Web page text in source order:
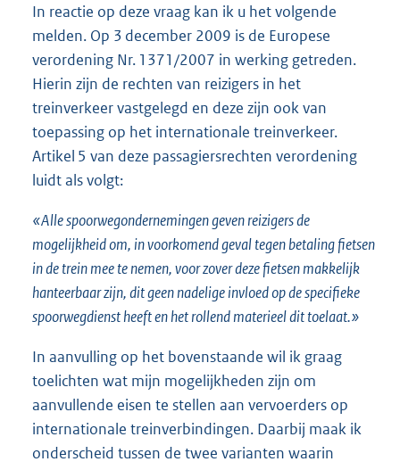
In reactie op deze vraag kan ik u het volgende
melden. Op 3 december 2009 is de Europese
verordening Nr. 1371/2007 in werking getreden.
Hierin zijn de rechten van reizigers in het
treinverkeer vastgelegd en deze zijn ook van
toepassing op het internationale treinverkeer.
Artikel 5 van deze passagiersrechten verordening
luidt als volgt:
«Alle spoorwegondernemingen geven reizigers de
mogelijkheid om, in voorkomend geval tegen betaling fietsen
in de trein mee te nemen, voor zover deze fietsen makkelijk
hanteerbaar zijn, dit geen nadelige invloed op de specifieke
spoorwegdienst heeft en het rollend materieel dit toelaat.»
In aanvulling op het bovenstaande wil ik graag
toelichten wat mijn mogelijkheden zijn om
aanvullende eisen te stellen aan vervoerders op
internationale treinverbindingen. Daarbij maak ik
onderscheid tussen de twee varianten waarin